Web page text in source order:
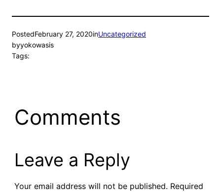
PostedFebruary 27, 2020inUncategorized
byyokowasis
Tags:
Comments
Leave a Reply
Your email address will not be published. Required